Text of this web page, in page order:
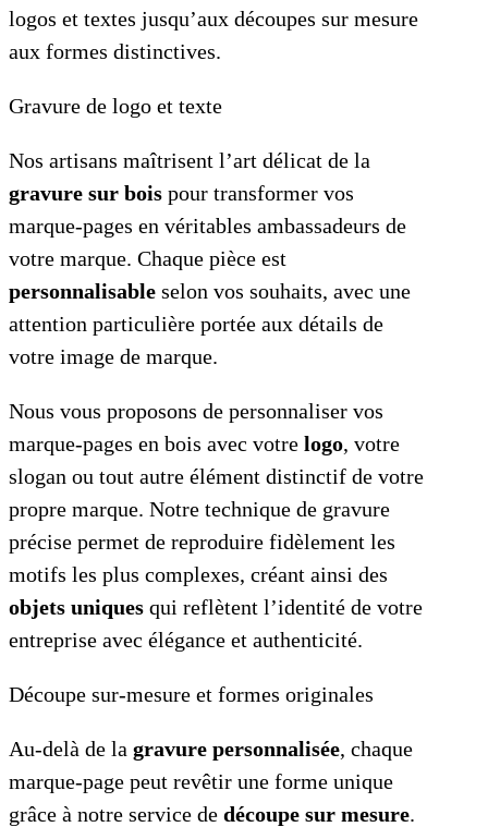
logos et textes jusqu’aux découpes sur mesure
aux formes distinctives.
Gravure de logo et texte
Nos artisans maîtrisent l’art délicat de la
gravure sur bois pour transformer vos
marque-pages en véritables ambassadeurs de
votre marque. Chaque pièce est
personnalisable selon vos souhaits, avec une
attention particulière portée aux détails de
votre image de marque.
Nous vous proposons de personnaliser vos
marque-pages en bois avec votre logo, votre
slogan ou tout autre élément distinctif de votre
propre marque. Notre technique de gravure
précise permet de reproduire fidèlement les
motifs les plus complexes, créant ainsi des
objets uniques qui reflètent l’identité de votre
entreprise avec élégance et authenticité.
Découpe sur-mesure et formes originales
Au-delà de la gravure personnalisée, chaque
marque-page peut revêtir une forme unique
grâce à notre service de découpe sur mesure.